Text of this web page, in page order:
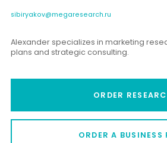
sibiryakov@megaresearch.ru
Alexander specializes in marketing
plans and strategic consulting.
ORDER
ORDER A BUSINESS